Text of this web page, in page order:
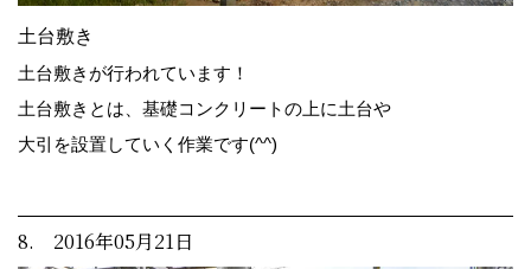
土台敷き
土台敷きが行われています！
土台敷きとは、基礎コンクリートの上に土台や
大引を設置していく作業です(^^)
8. 2016年05月21日